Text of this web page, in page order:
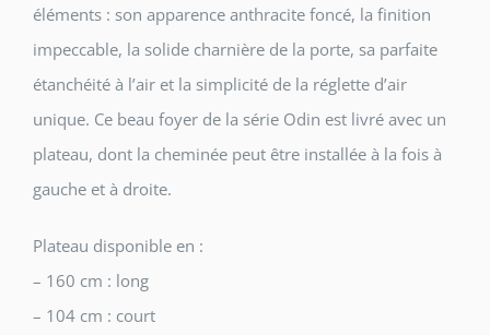
éléments : son apparence anthracite foncé, la finition
impeccable, la solide charnière de la porte, sa parfaite
étanchéité à l’air et la simplicité de la réglette d’air
unique. Ce beau foyer de la série Odin est livré avec un
plateau, dont la cheminée peut être installée à la fois à
gauche et à droite.
Plateau disponible en :
– 160 cm : long
– 104 cm : court